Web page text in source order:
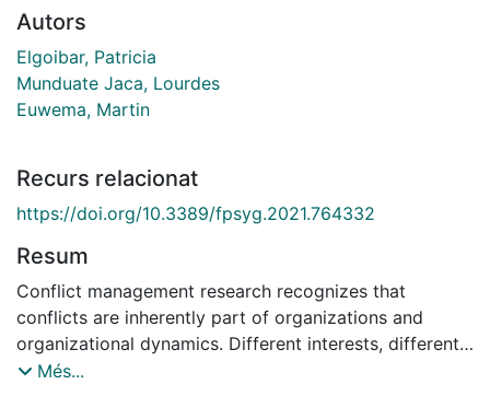
Autors
Elgoibar, Patricia
Munduate Jaca, Lourdes
Euwema, Martin
Recurs relacionat
https://doi.org/10.3389/fpsyg.2021.764332
Resum
Conflict management research recognizes that
conflicts are inherently part of organizations and
organizational dynamics. Different interests, different
resources, and power relations drive both competition
Més...